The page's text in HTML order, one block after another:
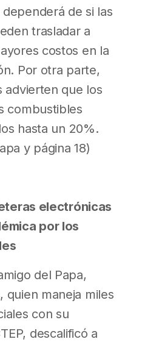
de si las
trasladar a
costos en la
Por otra parte,
advierten que los
combustibles
hasta un 20%.
y página 18)
electrónicas
por los
del Papa,
quien maneja miles
con su
descalificó a